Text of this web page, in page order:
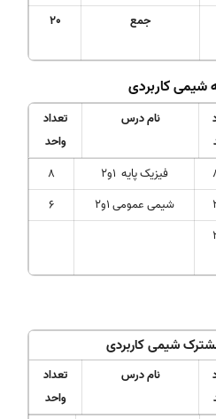
جمع 20
شیمی کاربردی
نام درس
تعداد
واحد
فیزیک پایه 1و2
8
شیمی عمومی 1و2
6
شیمی کاربردی
نام درس
تعداد
واحد